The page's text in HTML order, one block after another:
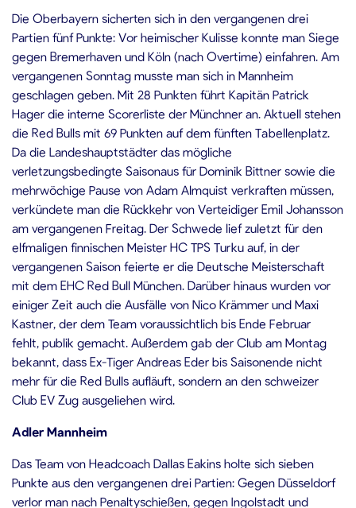
Die Oberbayern sicherten sich in den vergangenen drei
Partien fünf Punkte: Vor heimischer Kulisse konnte man Siege
gegen Bremerhaven und Köln (nach Overtime) einfahren. Am
vergangenen Sonntag musste man sich in Mannheim
geschlagen geben. Mit 28 Punkten führt Kapitän Patrick
Hager die interne Scorerliste der Münchner an. Aktuell stehen
die Red Bulls mit 69 Punkten auf dem fünften Tabellenplatz.
Da die Landeshauptstädter das mögliche
verletzungsbedingte Saisonaus für Dominik Bittner sowie die
mehrwöchige Pause von Adam Almquist verkraften müssen,
verkündete man die Rückkehr von Verteidiger Emil Johansson
am vergangenen Freitag. Der Schwede lief zuletzt für den
elfmaligen finnischen Meister HC TPS Turku auf, in der
vergangenen Saison feierte er die Deutsche Meisterschaft
mit dem EHC Red Bull München. Darüber hinaus wurden vor
einiger Zeit auch die Ausfälle von Nico Krämmer und Maxi
Kastner, der dem Team voraussichtlich bis Ende Februar
fehlt, publik gemacht. Außerdem gab der Club am Montag
bekannt, dass Ex-Tiger Andreas Eder bis Saisonende nicht
mehr für die Red Bulls aufläuft, sondern an den schweizer
Club EV Zug ausgeliehen wird.
Adler Mannheim
Das Team von Headcoach Dallas Eakins holte sich sieben
Punkte aus den vergangenen drei Partien: Gegen Düsseldorf
verlor man nach Penaltyschießen, gegen Ingolstadt und